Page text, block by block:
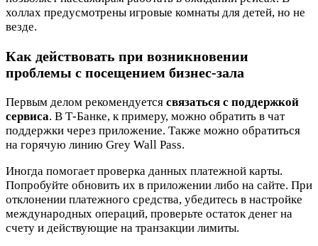
холлах предусмотрены игровые комнаты для детей, но не
везде.
Как действовать при возникновении
проблемы с посещением бизнес‑зала
Первым делом рекомендуется связаться с поддержкой
сервиса. В Т-Банке, к примеру, можно обратить в чат
поддержки через приложение. Также можно обратиться
на горячую линию Grey Wall Pass.
Иногда помогает проверка данных платежной карты.
Попробуйте обновить их в приложении либо на сайте. При
отклонении платежного средства, убедитесь в настройке
международных операций, проверьте остаток денег на
счету и действующие на транзакции лимиты.